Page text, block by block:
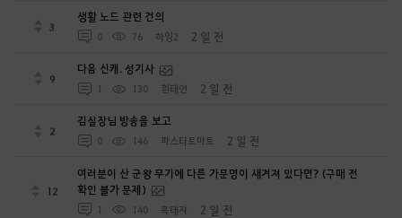
3
생활 노드 관련 건의
0 76 하잉2 2 일 전
9
다음 신캐. 성기사
1 130 흰태연 2 일 전
2
김실장님 방송을 보고
0 146 파스타토마토 2 일 전
12
여러분이 산 군왕 무기에 다른 가문명이 새겨져 있다면? (구매 전
확인 불가 문제)
1 140 흑태자 2 일 전